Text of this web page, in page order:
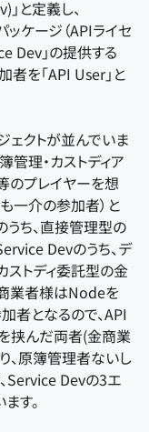
と定義し、
ケージ（APIライセ
Dev」の提供する
を「API User」と
ェクトが並んでいま
理・カストディア
のプレイヤーを想
一介の参加者）と
うち、直接管理型の
Devのうち、デ
ストディ委託型の金
業者様はNodeを
者となるので、API
挟んだ両者(金商業
、原簿管理者ないし
Service Devの3エ
す。